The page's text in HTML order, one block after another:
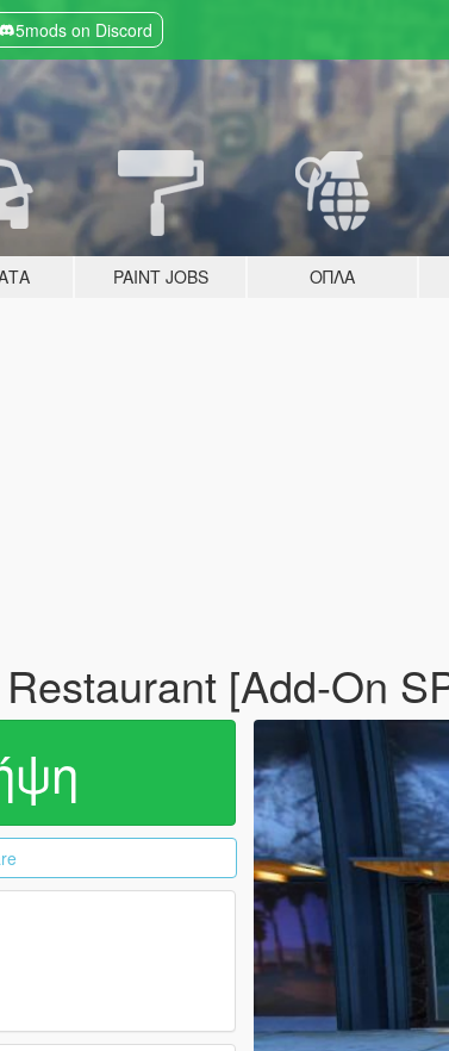
5mods on Discord
PAINT JOBS ΌΠΛΑ
[Add-On